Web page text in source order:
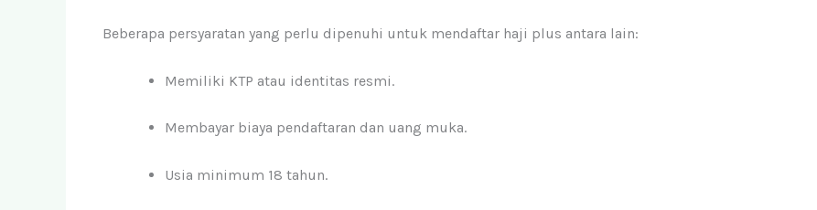
Beberapa persyaratan yang perlu dipenuhi untuk mendaftar haji plus antara lain:
Memiliki KTP atau identitas resmi.
Membayar biaya pendaftaran dan uang muka.
Usia minimum 18 tahun.